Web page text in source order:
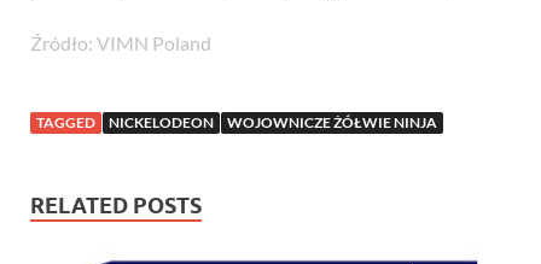
Źródło: VIMN Poland
TAGGED NICKELODEON WOJOWNICZE ŻÓŁWIE NINJA
RELATED POSTS